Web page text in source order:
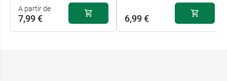
A partir de
7,99 € 6,99 €